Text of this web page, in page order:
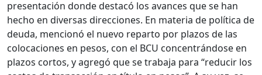
presentación donde destacó los avances que se han
hecho en diversas direcciones. En materia de política de
deuda, mencionó el nuevo reparto por plazos de las
colocaciones en pesos, con el BCU concentrándose en
plazos cortos, y agregó que se trabaja para “reducir los